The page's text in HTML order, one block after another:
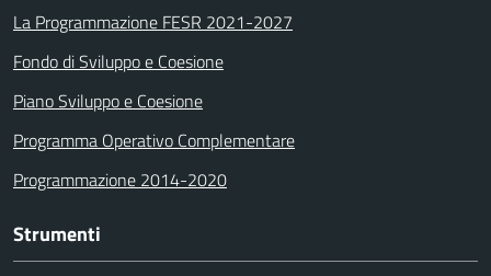
La Programmazione FESR 2021-2027
Fondo di Sviluppo e Coesione
Piano Sviluppo e Coesione
Programma Operativo Complementare
Programmazione 2014-2020
Strumenti